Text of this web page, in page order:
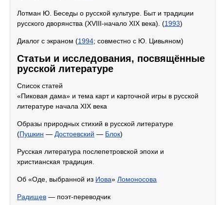
Лотман Ю. Беседы о русской культуре. Быт и традиции
русского дворянства (XVIII-начало XIX века). (1993)
Диалог с экраном (1994; совместно с Ю. Цивьяном)
Статьи и исследования, посвящённые
русской литературе
Список статей
«Пиковая дама» и тема карт и карточной игры в русской
литературе начала XIX века
Образы природных стихий в русской литературе
(Пушкин — Достоевский — Блок)
Русская литература послепетровской эпохи и
христианская традиция.
Об «Оде, выбранной из Иова» Ломоносова
Радищев — поэт-переводчик